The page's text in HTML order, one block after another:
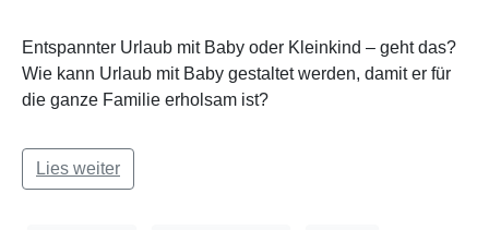
Entspannter Urlaub mit Baby oder Kleinkind – geht das?
Wie kann Urlaub mit Baby gestaltet werden, damit er für
die ganze Familie erholsam ist?
Lies weiter